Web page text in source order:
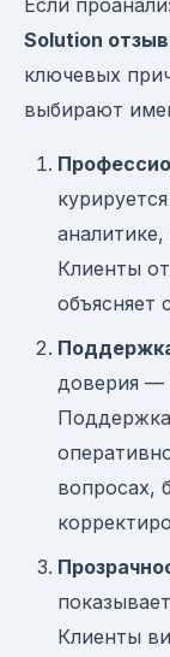
Если
Solution
ключевых
выбирают
Клиенты
доверия —
Поддержка
вопросах,
Клиенты